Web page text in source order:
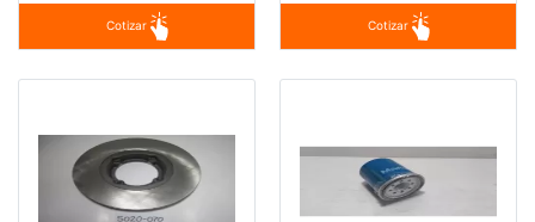
Cotizar Cotizar